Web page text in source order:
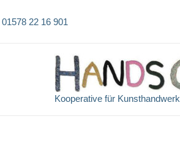
01578 22 16 901
Kooperative für Kunsthandwerk